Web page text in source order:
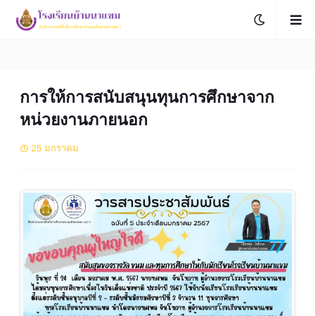
การให้การสนับสนุนทุนการศึกษาจาก
หน่วยงานภายนอก
25 มกราคม